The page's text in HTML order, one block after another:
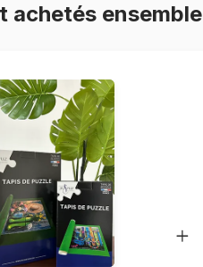
achetés ensemble